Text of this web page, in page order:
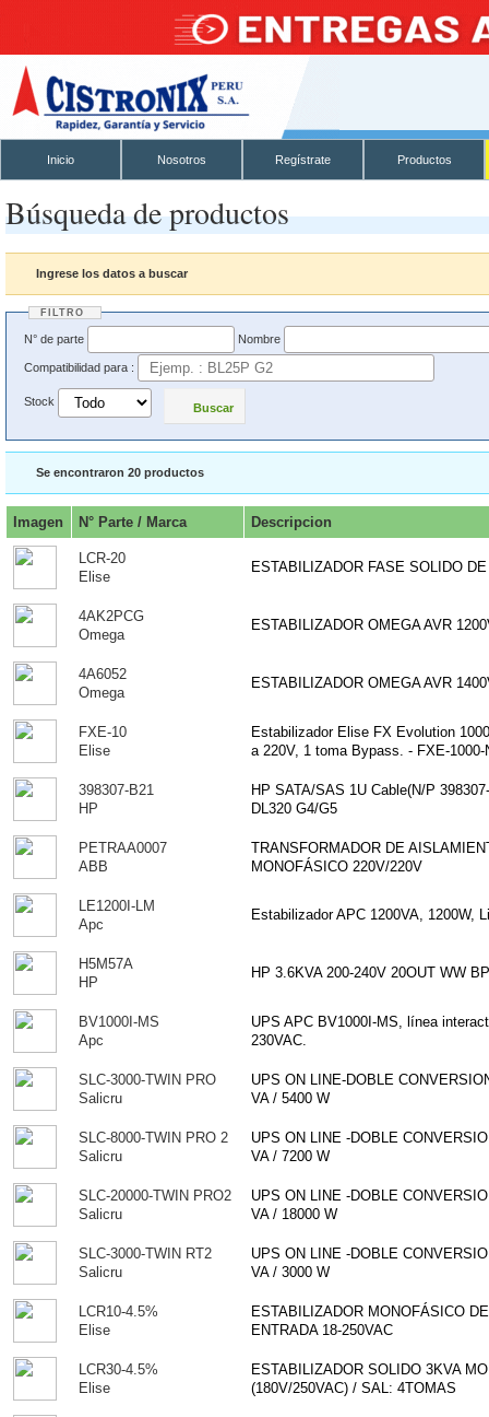
Inicio Nosotros Regístrate Productos
Búsqueda de productos
Ingrese los datos a buscar
FILTRO
N° de parte Nombre
Compatibilidad para :
Stock Buscar
Se encontraron 20 productos
Imagen N° Parte / Marca Descripcion
LCR-20
Elise
ESTABILIZADOR FASE SOLIDO
4AK2PCG
Omega
ESTABILIZADOR OMEGA AVR
4A6052
Omega
ESTABILIZADOR OMEGA AVR
FXE-10
Elise
Estabilizador Elise FX Evolution
a 220V, 1 toma Bypass. - FXE-1000-
398307-B21
HP
HP SATA/SAS 1U Cable(N/P
DL320 G4/G5
PETRAA0007
ABB
TRANSFORMADOR DE
MONOFÁSICO 220V/220V
LE1200I-LM
Apc
Estabilizador APC 1200VA, 1200W,
H5M57A
HP
HP 3.6KVA 200-240V 20OUT WW
BV1000I-MS
Apc
UPS APC BV1000I-MS, línea
230VAC.
SLC-3000-TWIN PRO
Salicru
UPS ON LINE-DOBLE
VA / 5400 W
SLC-8000-TWIN PRO 2
Salicru
UPS ON LINE -DOBLE
VA / 7200 W
SLC-20000-TWIN PRO2
Salicru
UPS ON LINE -DOBLE
VA / 18000 W
SLC-3000-TWIN RT2
Salicru
UPS ON LINE -DOBLE
VA / 3000 W
LCR10-4.5%
Elise
ESTABILIZADOR MONOFÁSICO
ENTRADA 18-250VAC
LCR30-4.5%
Elise
ESTABILIZADOR SOLIDO 3KVA
(180V/250VAC) / SAL: 4TOMAS